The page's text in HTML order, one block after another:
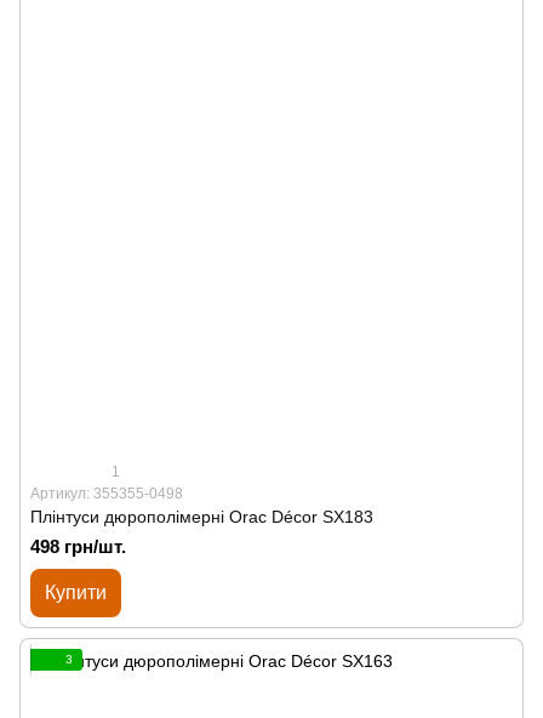
1
Артикул: 355355-0498
Плінтуси дюрополімерні Orac Décor SX183
498 грн/шт.
Купити
3